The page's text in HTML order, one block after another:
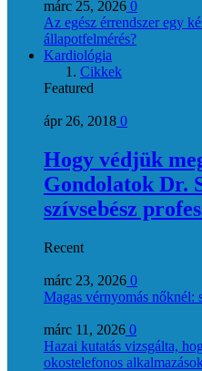
márc 25, 2026 0
Az egész érrendszer egy
állapotfelmérés?
Kardiológia
Cikkek
Featured
ápr 26, 2018 0
Hogy védjük
Gondolatok Dr.
szívsebész
Recent
márc 23, 2026 0
Magas vérnyomás nőknél:
márc 11, 2026 0
Hazai kutatás vizsgálta,
okostelefonos